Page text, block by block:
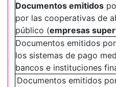
Documentos emitidos
por las cooperativas de
público (empresas
Documentos emitidos
los sistemas de pago
bancos e instituciones
Documentos emitidos